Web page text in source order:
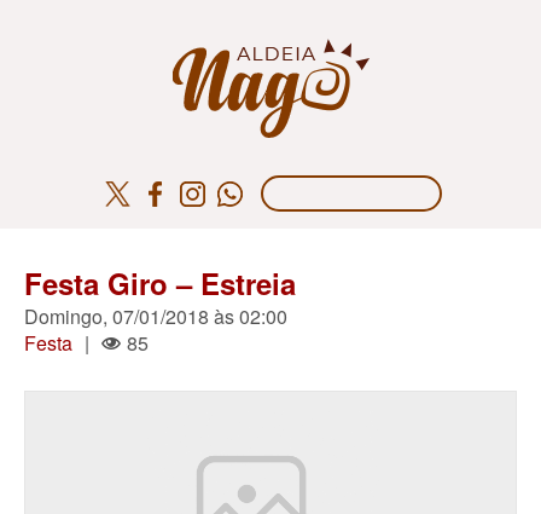
Festa Giro – Estreia
Domingo, 07/01/2018 às 02:00
Festa | 85